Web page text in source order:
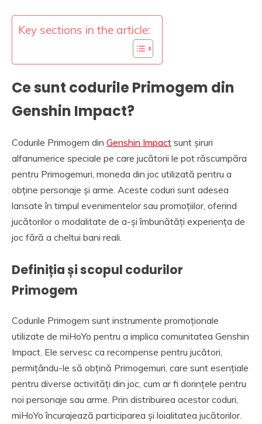
Key sections in the article:
Ce sunt codurile Primogem din
Genshin Impact?
Codurile Primogem din Genshin Impact sunt șiruri
alfanumerice speciale pe care jucătorii le pot răscumpăra
pentru Primogemuri, moneda din joc utilizată pentru a
obține personaje și arme. Aceste coduri sunt adesea
lansate în timpul evenimentelor sau promoțiilor, oferind
jucătorilor o modalitate de a-și îmbunătăți experiența de
joc fără a cheltui bani reali.
Definiția și scopul codurilor
Primogem
Codurile Primogem sunt instrumente promoționale
utilizate de miHoYo pentru a implica comunitatea Genshin
Impact. Ele servesc ca recompense pentru jucători,
permițându-le să obțină Primogemuri, care sunt esențiale
pentru diverse activități din joc, cum ar fi dorințele pentru
noi personaje sau arme. Prin distribuirea acestor coduri,
miHoYo încurajează participarea și loialitatea jucătorilor.